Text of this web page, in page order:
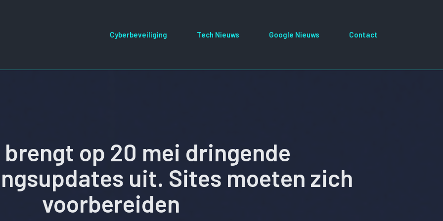
Cyberbeveiliging Tech Nieuws Google Nieuws Contact
brengt op 20 mei dringende
uit. Sites moeten zich
voorbereiden